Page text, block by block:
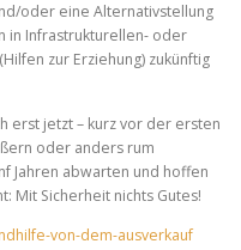
oder eine Alternativstellung
in Infrastrukturellen- oder
zur Erziehung) zukünftig
erst jetzt – kurz vor der ersten
oder anders rum
Jahren abwarten und hoffen
Mit Sicherheit nichts Gutes!
von-dem-ausverkauf